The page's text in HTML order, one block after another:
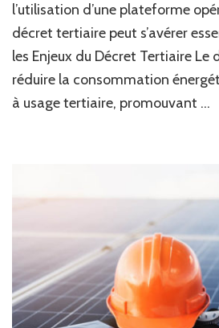
l’utilisation d’une plateforme
décret tertiaire peut s’avérer
les Enjeux du Décret Tertiaire Le
réduire la consommation
à usage tertiaire, promouvant …